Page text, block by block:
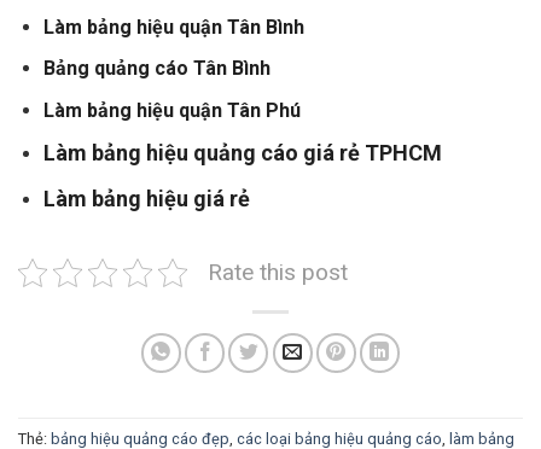
Làm bảng hiệu quận Tân Bình
Bảng quảng cáo Tân Bình
Làm bảng hiệu quận Tân Phú
Làm bảng hiệu quảng cáo giá rẻ TPHCM
Làm bảng hiệu giá rẻ
Rate this post
Thẻ: bảng hiệu quảng cáo đẹp các loại bảng hiệu quảng cáo làm bảng